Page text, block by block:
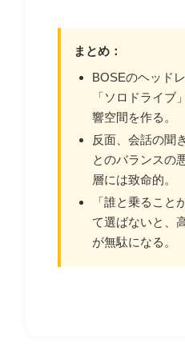
まとめ：
BOSEのヘッド
「ソロドライブ
響空間を作る。
反面、会話の聞
とのバランスの
層には致命的。
「誰と乗ること
て選ばないと、
が無駄になる。